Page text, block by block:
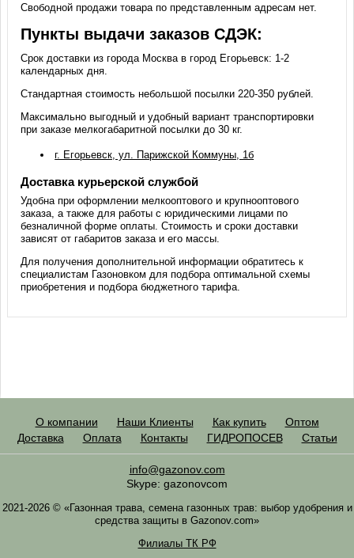
Свободной продажи товара по представленным адресам нет.
Пункты выдачи заказов СДЭК:
Срок доставки из города Москва в город Егорьевск: 1-2
календарных дня.
Стандартная стоимость небольшой посылки 220-350 рублей.
Максимально выгодный и удобный вариант транспортировки
при заказе мелкогабаритной посылки до 30 кг.
г. Егорьевск, ул. Парижской Коммуны, 1б
Доставка курьерской службой
Удобна при оформлении мелкооптового и крупнооптового
заказа, а также для работы с юридическими лицами по
безналичной форме оплаты. Стоимость и сроки доставки
зависят от габаритов заказа и его массы.
Для получения дополнительной информации обратитесь к
специалистам Газоновком для подбора оптимальной схемы
приобретения и подбора бюджетного тарифа.
О компании Наши Клиенты Как купить
Оптом
Доставка
Оплата Контакты ГИДРОПОСЕВ Статьи
info@gazonov.com
Skype: gazonovcom
2021-2026 © «Газонная трава, семена газонных трав: выбор удобрения и
средства защиты в Gazonov.com»
Филиалы ТК РФ